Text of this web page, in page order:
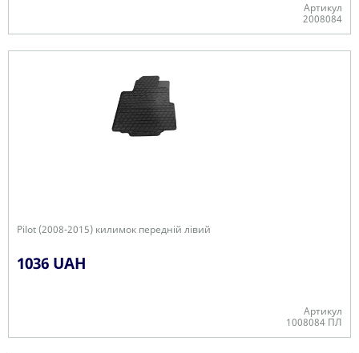
Артикул
2008084
Pilot (2008-2015) килимок передній лівий
1036 UAH
Артикул
1008084 ПЛ